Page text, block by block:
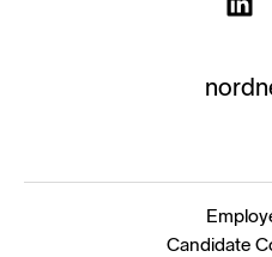
Candidate